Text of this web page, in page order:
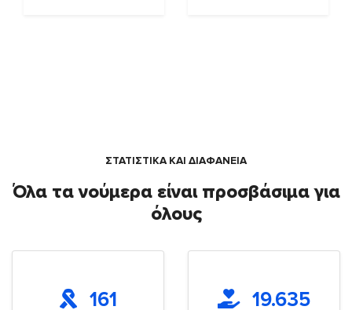
ΣΤΑΤΙΣΤΙΚΑ ΚΑΙ ΔΙΑΦΑΝΕΙΑ
Όλα τα νούμερα είναι προσβάσιμα για
όλους
161 19.635